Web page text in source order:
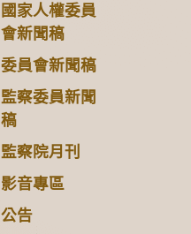
國家人權委員
會新聞稿
委員會新聞稿
監察委員新聞
稿
監察院月刊
影音專區
公告